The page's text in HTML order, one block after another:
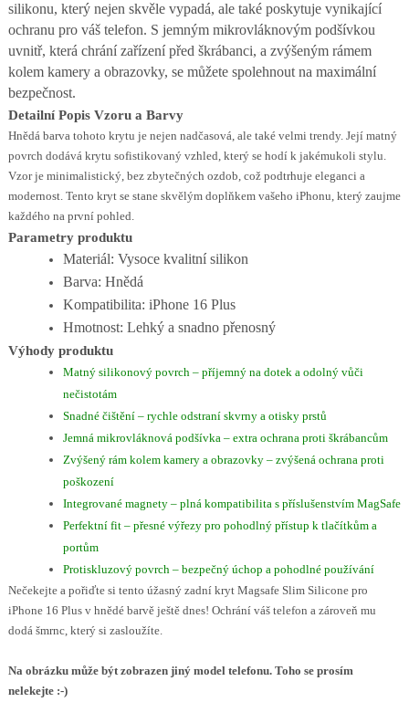
silikonu, který nejen skvěle vypadá, ale také poskytuje vynikající
ochranu pro váš telefon. S jemným mikrovláknovým podšívkou
uvnitř, která chrání zařízení před škrábanci, a zvýšeným rámem
kolem kamery a obrazovky, se můžete spolehnout na maximální
bezpečnost.
Detailní Popis Vzoru a Barvy
Hnědá barva tohoto krytu je nejen nadčasová, ale také velmi trendy. Její matný
povrch dodává krytu sofistikovaný vzhled, který se hodí k jakémukoli stylu.
Vzor je minimalistický, bez zbytečných ozdob, což podtrhuje eleganci a
modernost. Tento kryt se stane skvělým doplňkem vašeho iPhonu, který zaujme
každého na první pohled.
Parametry produktu
Materiál: Vysoce kvalitní silikon
Barva: Hnědá
Kompatibilita: iPhone 16 Plus
Hmotnost: Lehký a snadno přenosný
Výhody produktu
Matný silikonový povrch – příjemný na dotek a odolný vůči
nečistotám
Snadné čištění – rychle odstraní skvrny a otisky prstů
Jemná mikrovláknová podšívka – extra ochrana proti škrábancům
Zvýšený rám kolem kamery a obrazovky – zvýšená ochrana proti
poškození
Integrované magnety – plná kompatibilita s příslušenstvím MagSafe
Perfektní fit – přesné výřezy pro pohodlný přístup k tlačítkům a
portům
Protiskluzový povrch – bezpečný úchop a pohodlné používání
Nečekejte a pořiďte si tento úžasný zadní kryt Magsafe Slim Silicone pro
iPhone 16 Plus v hnědé barvě ještě dnes! Ochrání váš telefon a zároveň mu
dodá šmrnc, který si zasloužíte.
Na obrázku může být zobrazen jiný model telefonu. Toho se prosím
nelekejte :-)